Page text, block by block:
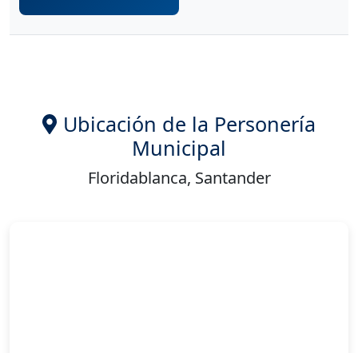
Ubicación de la Personería
Municipal
Floridablanca, Santander